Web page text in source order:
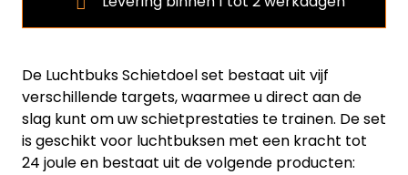
De Luchtbuks Schietdoel set bestaat uit vijf
verschillende targets, waarmee u direct aan de
slag kunt om uw schietprestaties te trainen. De set
is geschikt voor luchtbuksen met een kracht tot
24 joule en bestaat uit de volgende producten: